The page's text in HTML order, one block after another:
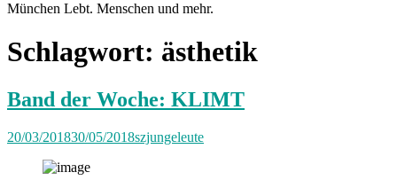
München Lebt. Menschen und mehr.
Schlagwort: ästhetik
Band der Woche: KLIMT
20/03/201830/05/2018szjungeleute